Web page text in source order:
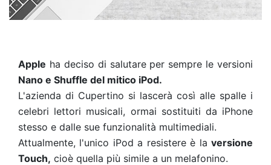
Apple ha deciso di salutare per sempre le versioni
Nano e Shuffle del mitico iPod.
L'azienda di Cupertino si lascerà così alle spalle i
celebri lettori musicali, ormai sostituiti da iPhone
stesso e dalle sue funzionalità multimediali.
Attualmente, l'unico iPod a resistere è la versione
Touch, cioè quella più simile a un melafonino.